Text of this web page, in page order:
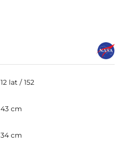
12 lat / 152
43 cm
34 cm